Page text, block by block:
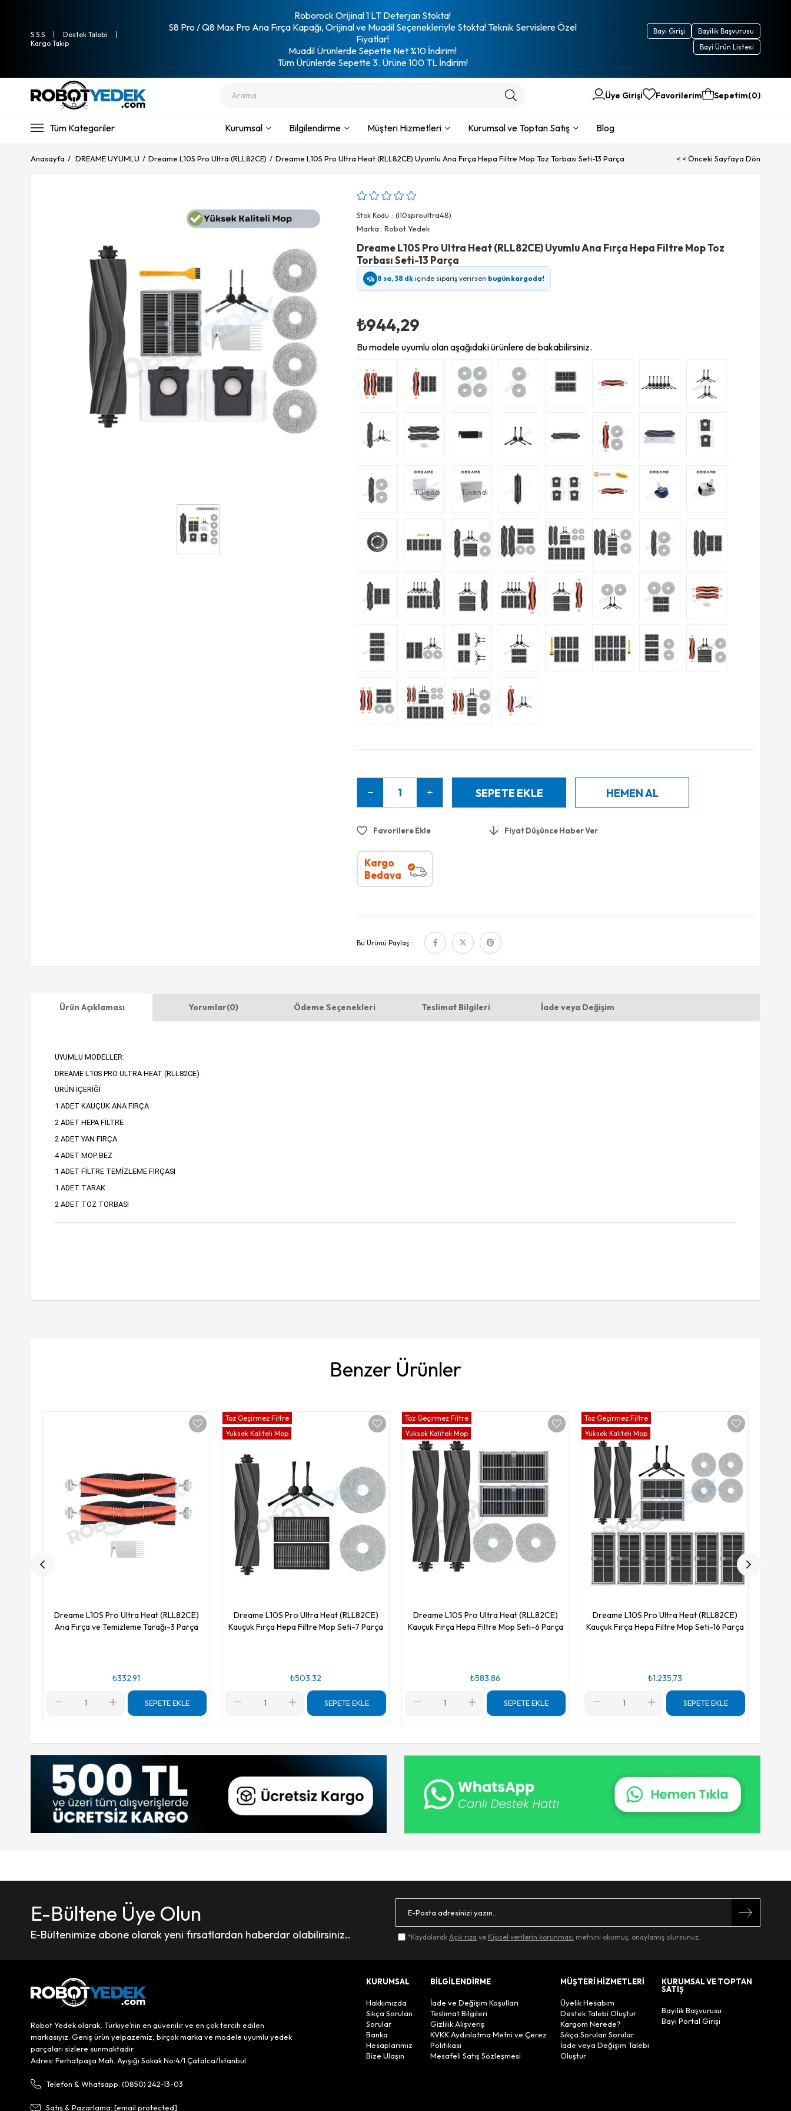
S.S.S
Destek Talebi
Kargo Takip
Roborock Orijinal 1 LT Deterjan Stokta!
S8 Pro / Q8 Max Pro Ana Fırça Kapağı, Orijinal ve Muadil Seçenekleriyle Stokta! Teknik Servislere Özel
Fiyatlar!
Muadil Ürünlerde Sepette Net %10 İndirim!
Tüm Ürünlerde Sepette 3. Ürüne 100 TL İndirim!
Bayilik Başvurusu
Bayi Girişi
Bayi Ürün Listesi
Üye Girişi Favorilerim Sepetim 0
Tüm Kategoriler Kurumsal Bilgilendirme Müşteri Hizmetleri Kurumsal ve Toptan Satış Blog
Anasayfa DREAME UYUMLU Dreame L10S Pro Ultra (RLL82CE) Dreame L10S Pro Ultra Heat (RLL82CE) Uyumlu Ana Fırça Hepa Filtre Mop Toz Torbası Seti-13 Parça < < Önceki Sayfaya Dön
Stok Kodu
(l10sproultra48)
Marka : Robot Yedek
Dreame L10S Pro Ultra Heat (RLL82CE) Uyumlu Ana Fırça Hepa Filtre Mop Toz
Torbası Seti-13 Parça
8 sa, 38 dk içinde sipariş verirsen bugün kargoda!
₺944,29
Bu modele uyumlu olan aşağıdaki ürünlere de bakabilirsiniz.
Tükendi Tükendi
Favorilere Ekle Fiyat Düşünce Haber Ver
Kargo
Bedava
Bu Ürünü Paylaş :
Ürün Açıklaması Yorumlar(0) Ödeme Seçenekleri Teslimat Bilgileri İade veya Değişim
UYUMLU MODELLER:
DREAME L10S PRO ULTRA HEAT (RLL82CE)
ÜRÜN İÇERİĞİ
1 ADET KAUÇUK ANA FIRÇA
2 ADET HEPA FİLTRE
2 ADET YAN FIRÇA
4 ADET MOP BEZ
1 ADET FİLTRE TEMİZLEME FIRÇASI
1 ADET TARAK
2 ADET TOZ TORBASI
Benzer Ürünler
Dreame L10S Pro Ultra Heat (RLL82CE)
Ana Fırça ve Temizleme Tarağı-3 Parça
₺332,91
SEPETE EKLE
Dreame L10S Pro Ultra Heat (RLL82CE)
Kauçuk Fırça Hepa Filtre Mop Seti-7 Parça
₺503,32
SEPETE EKLE
Toz Geçirmez Filtre
Yüksek Kaliteli Mop
Dreame L10S Pro Ultra Heat (RLL82CE)
Kauçuk Fırça Hepa Filtre Mop Seti-6 Parça
₺583,86
SEPETE EKLE
Toz Geçirmez Filtre
Yüksek Kaliteli Mop
Dreame L10S Pro Ultra Heat (RLL82CE)
Kauçuk Fırça Hepa Filtre Mop Seti-16 Parça
₺1.235,73
SEPETE EKLE
Toz Geçirmez Filtre
Yüksek Kaliteli Mop
E-Bültene Üye Olun
E-Bültenimize abone olarak yeni fırsatlardan haberdar olabilirsiniz.. *Kaydolarak Açık rıza ve Kişisel verilerin korunması metnini okumuş, onaylamış olursunuz.
Robot Yedek olarak, Türkiye’nin en güvenilir ve en çok tercih edilen
markasıyız. Geniş ürün yelpazemiz, birçok marka ve modele uyumlu yedek
parçaları sizlere sunmaktadır.
Adres: Ferhatpaşa Mah. Ayışığı Sokak No:4/1 Çatalca/İstanbul
Telefon & Whatsapp: (0850) 242-13-03
Satış & Pazarlama: [email protected]
KURUMSAL
Hakkımızda
Sıkça Sorulan
Sorular
Banka
Hesaplarımız
Bize Ulaşın
BİLGİLENDİRME
İade ve Değişim Koşulları
Teslimat Bilgileri
Gizlilik Alışveriş
KVKK Aydınlatma Metni ve Çerez
Politikası
Mesafeli Satış Sözleşmesi
MÜŞTERİ HİZMETLERİ
Üyelik Hesabım
Destek Talebi Oluştur
Kargom Nerede?
Sıkça Sorulan Sorular
İade veya Değişim Talebi
Oluştur
KURUMSAL VE TOPTAN
SATIŞ
Bayilik Başvurusu
Bayi Portal Girişi